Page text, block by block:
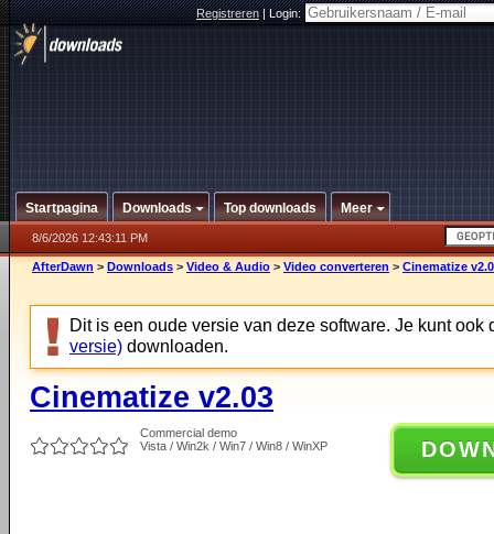
Registreren|Login:
Startpagina Downloads Top downloads Meer
8/6/2026 12:43:11 PM
AfterDawn > Downloads > Video & Audio > Video converteren > Cinematize
Dit is een oude versie van deze software. Je kunt ook
versie) downloaden.
Cinematize v2.03
Commercial demo
Vista / Win2k / Win7 / Win8 / WinXP